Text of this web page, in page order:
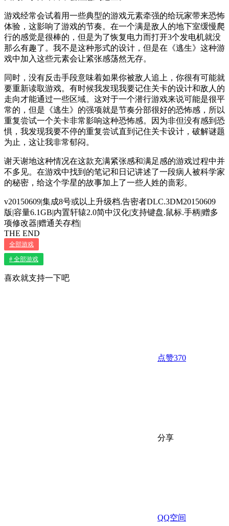
游戏经常会试着用一些典型的游戏元素牵强的给玩家带来恐怖
体验，这影响了游戏的节奏。在一个满是敌人的地下室缓慢爬
行的感觉是很棒的，但是为了恢复电力而打开3个发电机就没
那么有趣了。我不是这种形式的设计，但是在《逃生》这种游
戏中加入这些元素会让紧张感荡然无存。
同时，没有反击手段意味着如果你被敌人追上，你很有可能就
要重新读取游戏。有时候我发现我要记住关卡的设计和敌人的
走向才能通过一些区域。这对于一个潜行游戏来说可能是很平
常的，但是《逃生》的强项就是节奏分部很好的恐怖感，所以
重复尝试一个关卡非常影响这种恐怖感。因为非但没有感到恐
惧，我发现我要不停的重复尝试直到记住关卡设计，破解谜题
为止，这让我非常郁闷。
谢天谢地这种情况在这款充满紧张感和满足感的游戏过程中并
不多见。在游戏中找到的笔记和日记讲述了一段病人被科学家
的秘密，给这个学星的故事加上了一些人姓的啬彩。
v20150609|集成8号或以上升级档.告密者DLC.3DM20150609
版|容量6.1GB|内置轩辕2.0简中汉化|支持键盘.鼠标.手柄|赠多
项修改器|赠通关存档|
THE END
全部游戏
# 全部游戏
喜欢就支持一下吧
点赞370
分享
QQ空间